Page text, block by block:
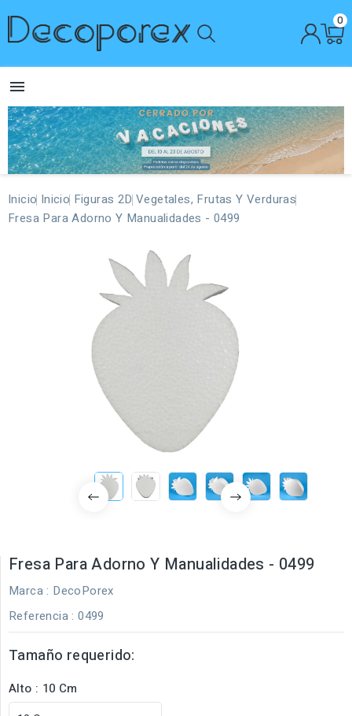
0

Inicio Inicio Figuras 2D Vegetales, Frutas Y Verduras
Fresa Para Adorno Y Manualidades - 0499
Fresa Para Adorno Y Manualidades - 0499
Marca : DecoPorex
Referencia : 0499
Tamaño requerido:
Alto : 10 Cm